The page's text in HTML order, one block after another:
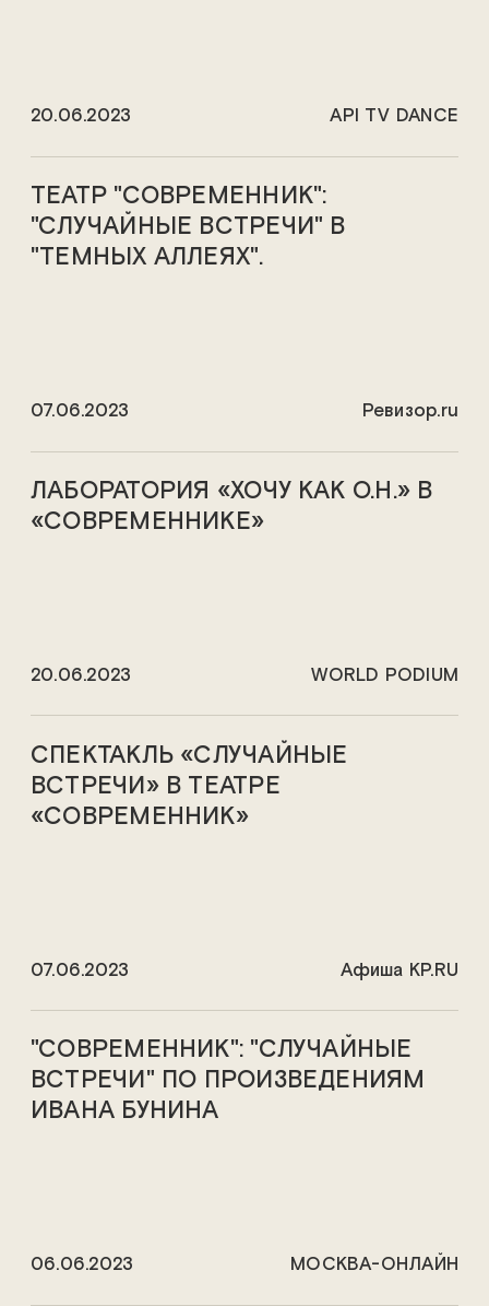
20.06.2023 API TV DANCE
ТЕАТР "СОВРЕМЕННИК":
"СЛУЧАЙНЫЕ ВСТРЕЧИ" В
"ТЕМНЫХ АЛЛЕЯХ".
07.06.2023 Ревизор.ru
ЛАБОРАТОРИЯ «ХОЧУ КАК О.Н.» В
«СОВРЕМЕННИКЕ»
20.06.2023 WORLD PODIUM
СПЕКТАКЛЬ «СЛУЧАЙНЫЕ
ВСТРЕЧИ» В ТЕАТРЕ
«СОВРЕМЕННИК»
07.06.2023 Афиша KP.RU
"СОВРЕМЕННИК": "СЛУЧАЙНЫЕ
ВСТРЕЧИ" ПО ПРОИЗВЕДЕНИЯМ
ИВАНА БУНИНА
06.06.2023 МОСКВА-ОНЛАЙН